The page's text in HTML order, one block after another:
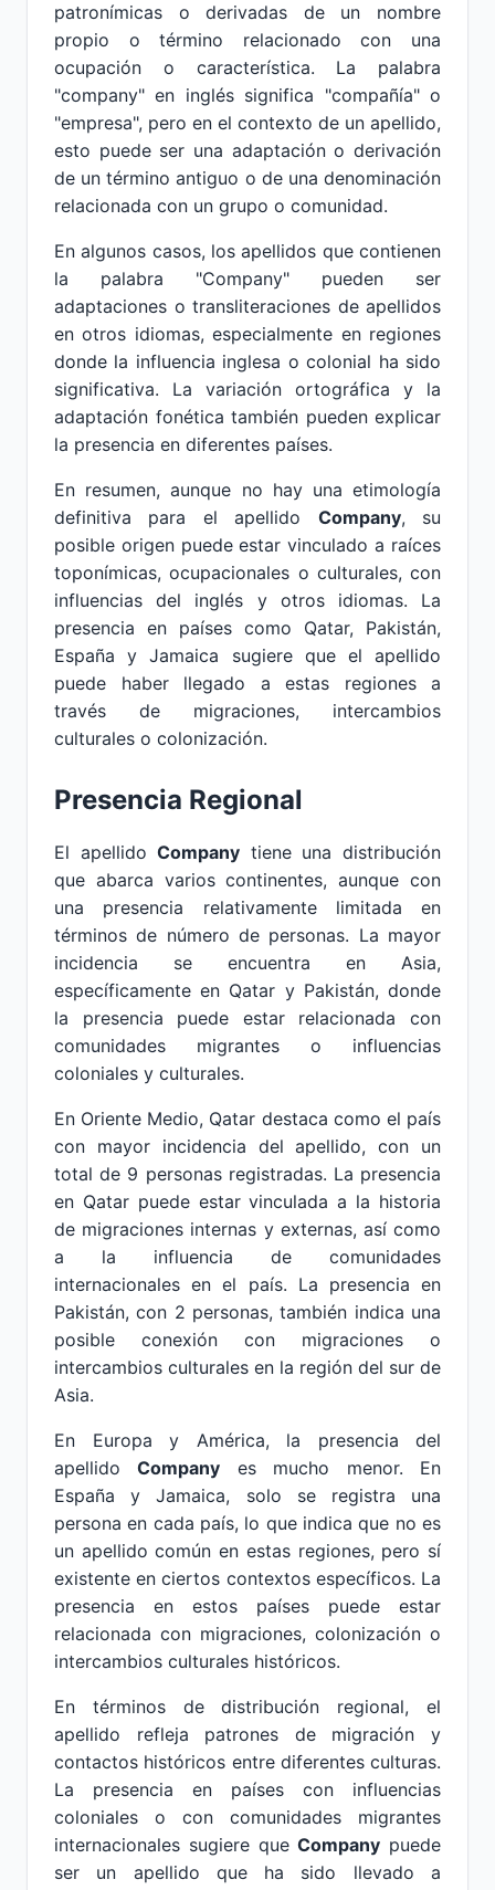
patronímicas o derivadas de un nombre
propio o término relacionado con una
ocupación o característica. La palabra
"company" en inglés significa "compañía" o
"empresa", pero en el contexto de un apellido,
esto puede ser una adaptación o derivación
de un término antiguo o de una denominación
relacionada con un grupo o comunidad.
En algunos casos, los apellidos que contienen
la palabra "Company" pueden ser
adaptaciones o transliteraciones de apellidos
en otros idiomas, especialmente en regiones
donde la influencia inglesa o colonial ha sido
significativa. La variación ortográfica y la
adaptación fonética también pueden explicar
la presencia en diferentes países.
En resumen, aunque no hay una etimología
definitiva para el apellido Company, su
posible origen puede estar vinculado a raíces
toponímicas, ocupacionales o culturales, con
influencias del inglés y otros idiomas. La
presencia en países como Qatar, Pakistán,
España y Jamaica sugiere que el apellido
puede haber llegado a estas regiones a
través de migraciones, intercambios
culturales o colonización.
Presencia Regional
El apellidoCompany tiene una distribución
que abarca varios continentes, aunque con
una presencia relativamente limitada en
términos de número de personas. La mayor
incidencia se encuentra en Asia,
específicamente en Qatar y Pakistán, donde
la presencia puede estar relacionada con
comunidades migrantes o influencias
coloniales y culturales.
En Oriente Medio, Qatar destaca como el país
con mayor incidencia del apellido, con un
total de 9 personas registradas. La presencia
en Qatar puede estar vinculada a la historia
de migraciones internas y externas, así como
a la influencia de comunidades
internacionales en el país. La presencia en
Pakistán, con 2 personas, también indica una
posible conexión con migraciones o
intercambios culturales en la región del sur de
Asia.
En Europa y América, la presencia del
apellidoCompany es mucho menor. En
España y Jamaica, solo se registra una
persona en cada país, lo que indica que no es
un apellido común en estas regiones, pero sí
existente en ciertos contextos específicos. La
presencia en estos países puede estar
relacionada con migraciones, colonización o
intercambios culturales históricos.
En términos de distribución regional, el
apellido refleja patrones de migración y
contactos históricos entre diferentes culturas.
La presencia en países con influencias
coloniales o con comunidades migrantes
internacionales sugiere queCompany puede
ser un apellido que ha sido llevado a